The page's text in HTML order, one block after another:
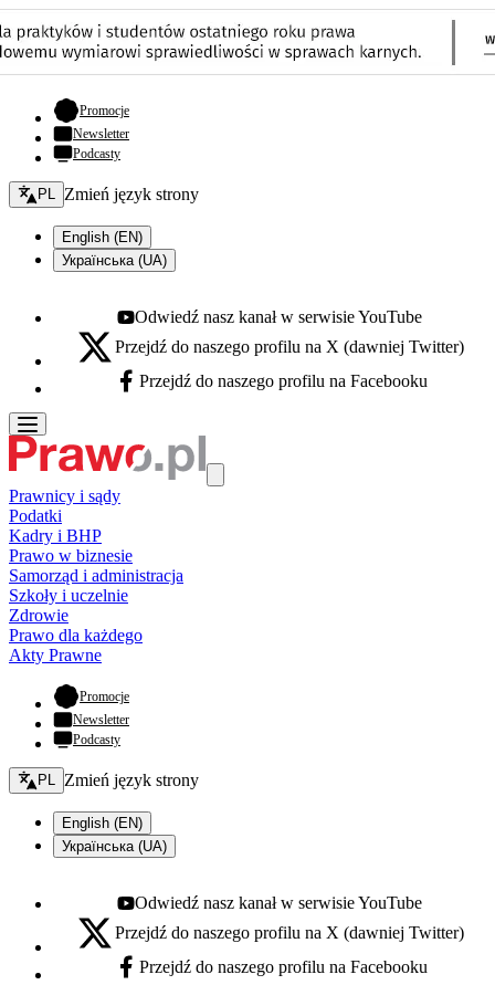
Promocje- otwiera się w nowej karcie
Newsletter
Podcasty
Zmień język - bieżący:
PL Zmień język strony
English (EN)
Українська (UA)
Youtube - otwiera się w nowej karcie
Odwiedź nasz kanał w serwisie YouTube
X - otwiera się w nowej karcie
Przejdź do naszego profilu na X (dawniej Twitter)
Facebook - otwiera się w nowej karcie
Przejdź do naszego profilu na Facebooku
Prawnicy i sądy
Podatki
Kadry i BHP
Prawo w biznesie
Samorząd i administracja
Szkoły i uczelnie
Zdrowie
Prawo dla każdego
Akty Prawne
Promocje- otwiera się w nowej karcie
Newsletter
Podcasty
Zmień język - bieżący:
PL Zmień język strony
English (EN)
Українська (UA)
Youtube - otwiera się w nowej karcie
Odwiedź nasz kanał w serwisie YouTube
X - otwiera się w nowej karcie
Przejdź do naszego profilu na X (dawniej Twitter)
Facebook - otwiera się w nowej karcie
Przejdź do naszego profilu na Facebooku